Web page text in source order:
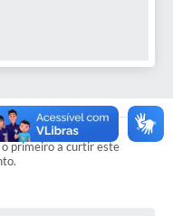
o primeiro a curtir este